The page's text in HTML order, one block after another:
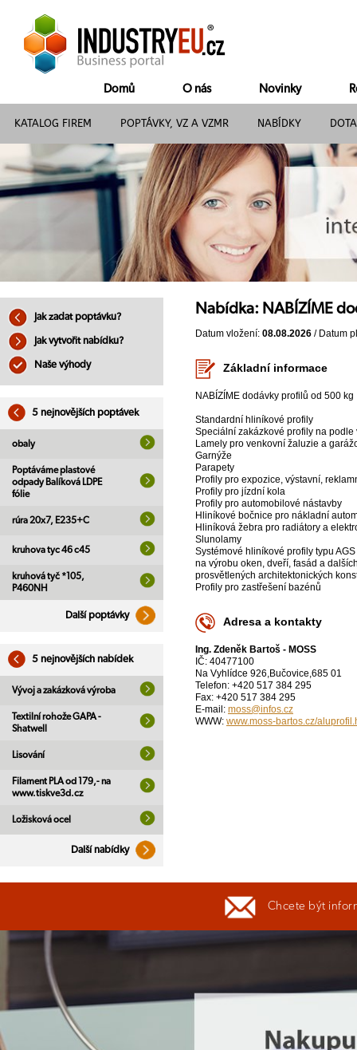
Domů O nás Novinky
KATALOG FIREM POPTÁVKY, VZ A VZMR NABÍDKY
Jak zadat poptávku?
Jak vytvořit nabídku?
Naše výhody
5 nejnovějších poptávek
obaly
Poptáváme plastové
odpady Balíková LDPE
fólie
rúra 20x7, E235+C
kruhova tyc 46 c45
kruhová tyč *105,
P460NH
Další poptávky
5 nejnovějších nabídek
Vývoj a zakázková výroba
Textilní rohože GAPA -
Shatwell
Lisování
Filament PLA od 179,- na
www.tiskve3d.cz
Ložisková ocel
Další nabídky
Nabídka: NABÍZÍME
Datum vložení: 08.08.2026 / Datum
Základní informace
NABÍZÍME dodávky profilů od 500 kg
Standardní hliníkové profily
Speciální zakázkové profily na
Lamely pro venkovní žaluzie a
Garnýže
Parapety
Profily pro expozice, výstavní,
Profily pro jízdní kola
Profily pro automobilové nástavby
Hliníkové bočnice pro nákladní
Hliníková žebra pro radiátory a
Slunolamy
Systémové hliníkové profily typu AGS
na výrobu oken, dveří, fasád a
prosvětlených architektonických
Profily pro zastřešení bazénů
Adresa a kontakty
Ing. Zdeněk Bartoš - MOSS
IČ: 40477100
Na Vyhlídce 926,Bučovice,685 01
Telefon: +420 517 384 295
Fax: +420 517 384 295
E-mail: moss@infos.cz
WWW: www.moss-bartos.cz/
Chcete být